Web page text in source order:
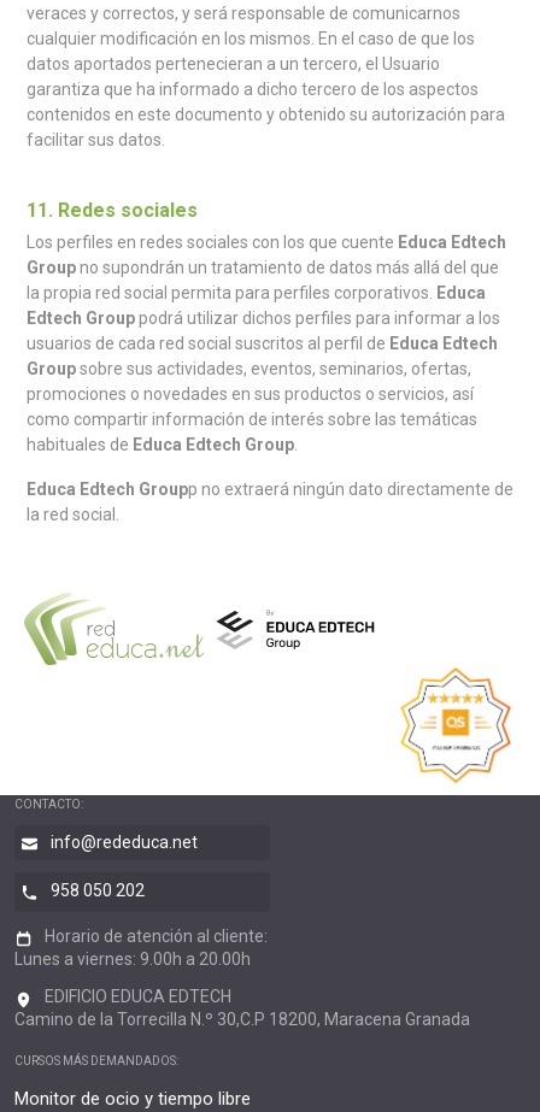
veraces y correctos, y será responsable de comunicarnos
cualquier modificación en los mismos. En el caso de que los
datos aportados pertenecieran a un tercero, el Usuario
garantiza que ha informado a dicho tercero de los aspectos
contenidos en este documento y obtenido su autorización para
facilitar sus datos.
11. Redes sociales
Los perfiles en redes sociales con los que cuente Educa Edtech
Groupno supondrán un tratamiento de datos más allá del que
la propia red social permita para perfiles corporativos. Educa
Edtech Grouppodrá utilizar dichos perfiles para informar a los
usuarios de cada red social suscritos al perfil de Educa Edtech
Groupsobre sus actividades, eventos, seminarios, ofertas,
promociones o novedades en sus productos o servicios, así
como compartir información de interés sobre las temáticas
habituales de Educa Edtech Group.
Educa Edtech Groupp no extraerá ningún dato directamente de
la red social.
CONTACTO:
info@rededuca.net
958 050 202
Horario de atención al cliente:
Lunes a viernes: 9.00h a 20.00h
EDIFICIO EDUCA EDTECH
Camino de la Torrecilla N.º 30,C.P 18200, Maracena Granada
CURSOS MÁS DEMANDADOS:
Monitor de ocio y tiempo libre